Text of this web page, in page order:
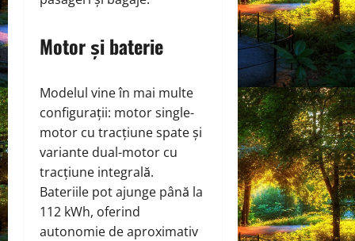
Motor și baterie
Modelul vine în mai multe
configurații: motor single-
motor cu tracțiune spate și
variante dual-motor cu
tracțiune integrală.
Bateriile pot ajunge până la
112 kWh, oferind
autonomie de aproximativ